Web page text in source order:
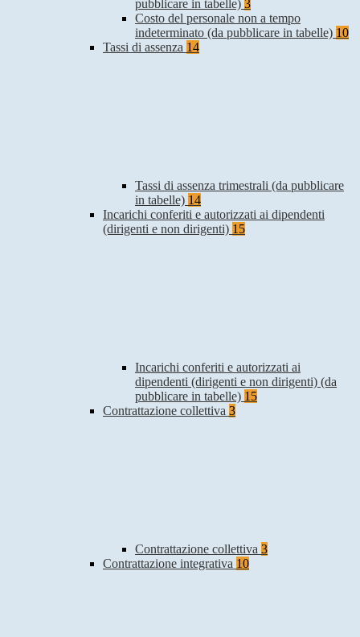
pubblicare in tabelle) 3
Costo del personale non a tempo
indeterminato (da pubblicare in tabelle) 10
Tassi di assenza 14
Tassi di assenza trimestrali (da pubblicare
in tabelle) 14
Incarichi conferiti e autorizzati ai dipendenti
(dirigenti e non dirigenti) 15
Incarichi conferiti e autorizzati ai
dipendenti (dirigenti e non dirigenti) (da
pubblicare in tabelle) 15
Contrattazione collettiva 3
Contrattazione collettiva 3
Contrattazione integrativa 10